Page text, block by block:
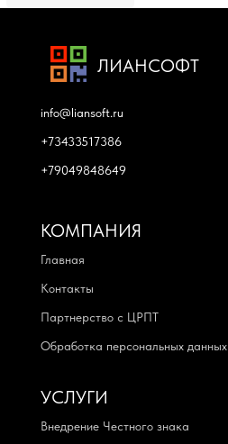
ЛИАНСОФТ
info@liansoft.ru
+73433517386
+79049848649
КОМПАНИЯ
Главная
Контакты
Партнерство с ЦРПТ
Обработка персональных данных
УСЛУГИ
Внедрение Честного знака